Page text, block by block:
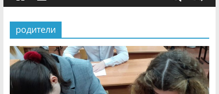
мероприятии «Сохраним
заповедника родились крапчатые
суслики
родители